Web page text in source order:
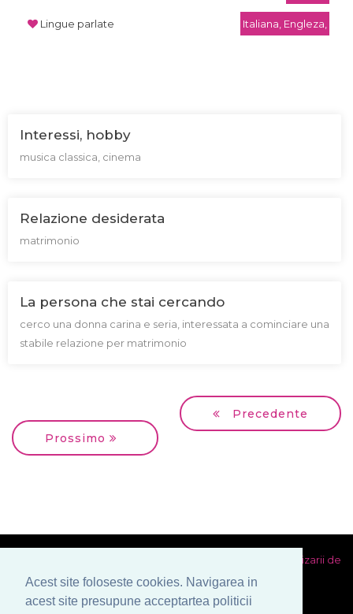
Acest site foloseste cookies. Navigarea in
acest site presupune acceptartea politicii
Lingue parlate Italiana, Engleza,
Interessi, hobby
musica classica, cinema
Relazione desiderata
matrimonio
La persona che stai cercando
cerco una donna carina e seria, interessata a cominciare una
stabile relazione per matrimonio
Precedente
Prossimo
Politica utilizarii de
cookiesPrelucrarea datelor cu caracter personal